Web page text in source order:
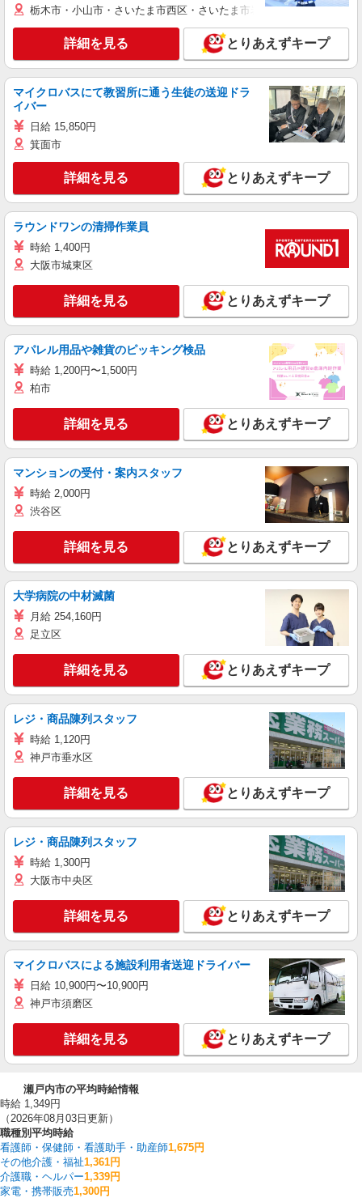
栃木市・小山市・さいたま市西区・さいたま市岩槻区・久喜市・蓮田
詳細を見る とりあえずキープ
マイクロバスにて教習所に通う生徒の送迎ドラ
イバー
日給 15,850円
箕面市
詳細を見る とりあえずキープ
ラウンドワンの清掃作業員
時給 1,400円
大阪市城東区
詳細を見る とりあえずキープ
アパレル用品や雑貨のピッキング検品
時給 1,200円〜1,500円
柏市
詳細を見る とりあえずキープ
マンションの受付・案内スタッフ
時給 2,000円
渋谷区
詳細を見る とりあえずキープ
大学病院の中材滅菌
月給 254,160円
足立区
詳細を見る とりあえずキープ
レジ・商品陳列スタッフ
時給 1,120円
神戸市垂水区
詳細を見る とりあえずキープ
レジ・商品陳列スタッフ
時給 1,300円
大阪市中央区
詳細を見る とりあえずキープ
マイクロバスによる施設利用者送迎ドライバー
日給 10,900円〜10,900円
神戸市須磨区
詳細を見る とりあえずキープ
瀬戸内市の平均時給情報
時給 1,349円
（2026年08月03日更新）
職種別平均時給
看護師・保健師・看護助手・助産師1,675円
その他介護・福祉1,361円
介護職・ヘルパー1,339円
家電・携帯販売1,300円